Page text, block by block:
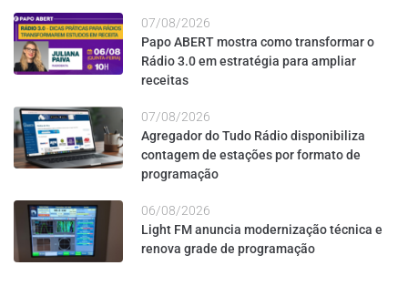
07/08/2026
Papo ABERT mostra como transformar o
Rádio 3.0 em estratégia para ampliar
receitas
07/08/2026
Agregador do Tudo Rádio disponibiliza
contagem de estações por formato de
programação
06/08/2026
Light FM anuncia modernização técnica e
renova grade de programação